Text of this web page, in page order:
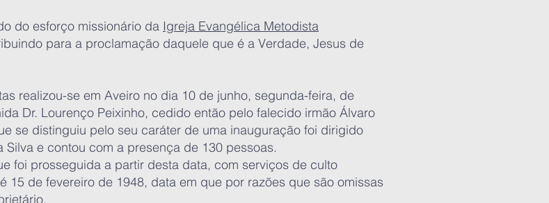
do esforço missionário da Igreja Evangélica Metodista
para a proclamação daquele que é a Verdade, Jesus de
realizou-se em Aveiro no dia 10 de junho, segunda-feira, de
Dr. Lourenço Peixinho, cedido então pelo falecido irmão Álvaro
se distinguiu pelo seu caráter de uma inauguração foi dirigido
Silva e contou com a presença de 130 pessoas.
foi prosseguida a partir desta data, com serviços de culto
15 de fevereiro de 1948, data em que por razões que são omissas